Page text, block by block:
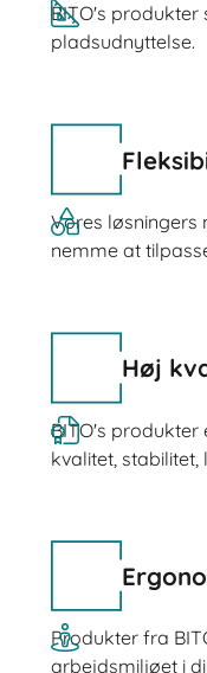
BITO's
pladsudnyttelse.
Vores
nemme at
Høj
BITO's
kvalitet,
Produkter fra
arbejdsmiljøet i